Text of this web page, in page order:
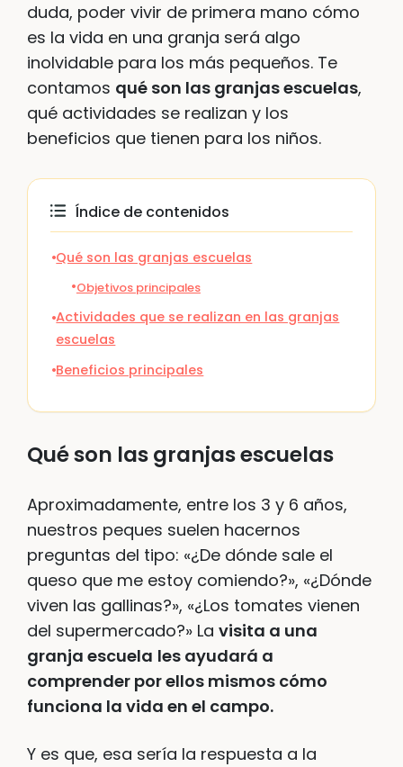
duda, poder vivir de primera mano cómo
es la vida en una granja será algo
inolvidable para los más pequeños. Te
contamos qué son las granjas escuelas,
qué actividades se realizan y los
beneficios que tienen para los niños.
Índice de contenidos
Qué son las granjas escuelas
Objetivos principales
Actividades que se realizan en las granjas
escuelas
Beneficios principales
Qué son las granjas escuelas
Aproximadamente, entre los 3 y 6 años,
nuestros peques suelen hacernos
preguntas del tipo: «¿De dónde sale el
queso que me estoy comiendo?», «¿Dónde
viven las gallinas?», «¿Los tomates vienen
del supermercado?» La visita a una
granja escuela les ayudará a
comprender por ellos mismos cómo
funciona la vida en el campo.
Y es que, esa sería la respuesta a la